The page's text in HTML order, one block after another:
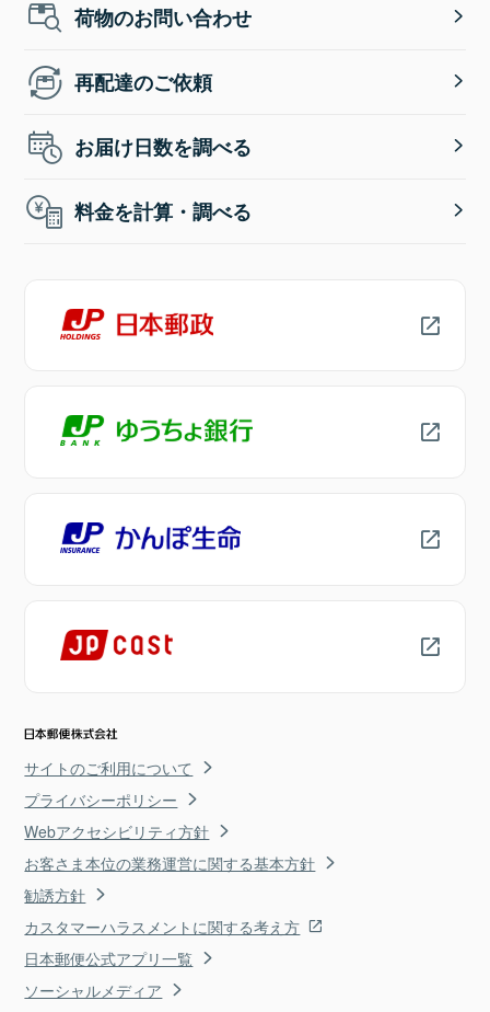
荷物のお問い合わせ
再配達のご依頼
お届け日数を調べる
料金を計算・調べる
サイトのご利用について
プライバシーポリシー
Webアクセシビリティ方針
お客さま本位の業務運営に関する基本方針
勧誘方針
カスタマーハラスメントに関する考え方
日本郵便公式アプリ一覧
ソーシャルメディア